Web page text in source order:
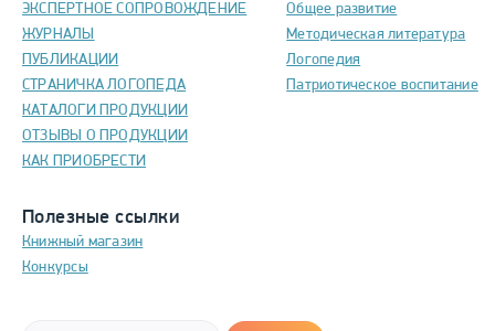
ЭКСПЕРТНОЕ СОПРОВОЖДЕНИЕ
ЖУРНАЛЫ
ПУБЛИКАЦИИ
СТРАНИЧКА ЛОГОПЕДА
КАТАЛОГИ ПРОДУКЦИИ
ОТЗЫВЫ О ПРОДУКЦИИ
КАК ПРИОБРЕСТИ
Полезные ссылки
Книжный магазин
Конкурсы
Общее развитие
Методическая литература
Логопедия
Патриотическое воспитание